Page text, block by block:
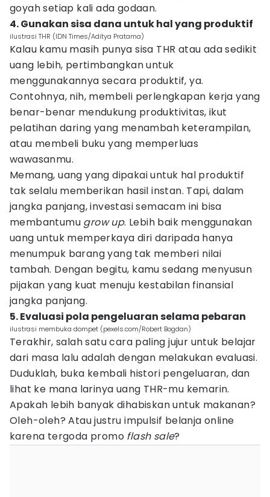
goyah setiap kali ada godaan.
4. Gunakan sisa dana untuk hal yang produktif
ilustrasi THR (IDN Times/Aditya Pratama)
Kalau kamu masih punya sisa THR atau ada sedikit
uang lebih, pertimbangkan untuk
menggunakannya secara produktif, ya.
Contohnya, nih, membeli perlengkapan kerja yang
benar-benar mendukung produktivitas, ikut
pelatihan daring yang menambah keterampilan,
atau membeli buku yang memperluas
wawasanmu.
Memang, uang yang dipakai untuk hal produktif
tak selalu memberikan hasil instan. Tapi, dalam
jangka panjang, investasi semacam ini bisa
membantumu grow up. Lebih baik menggunakan
uang untuk memperkaya diri daripada hanya
menumpuk barang yang tak memberi nilai
tambah. Dengan begitu, kamu sedang menyusun
pijakan yang kuat menuju kestabilan finansial
jangka panjang.
5. Evaluasi pola pengeluaran selama pebaran
ilustrasi membuka dompet (pexels.com/Robert Bogdan)
Terakhir, salah satu cara paling jujur untuk belajar
dari masa lalu adalah dengan melakukan evaluasi.
Duduklah, buka kembali histori pengeluaran, dan
lihat ke mana larinya uang THR-mu kemarin.
Apakah lebih banyak dihabiskan untuk makanan?
Oleh-oleh? Atau justru impulsif belanja online
karena tergoda promo flash sale?